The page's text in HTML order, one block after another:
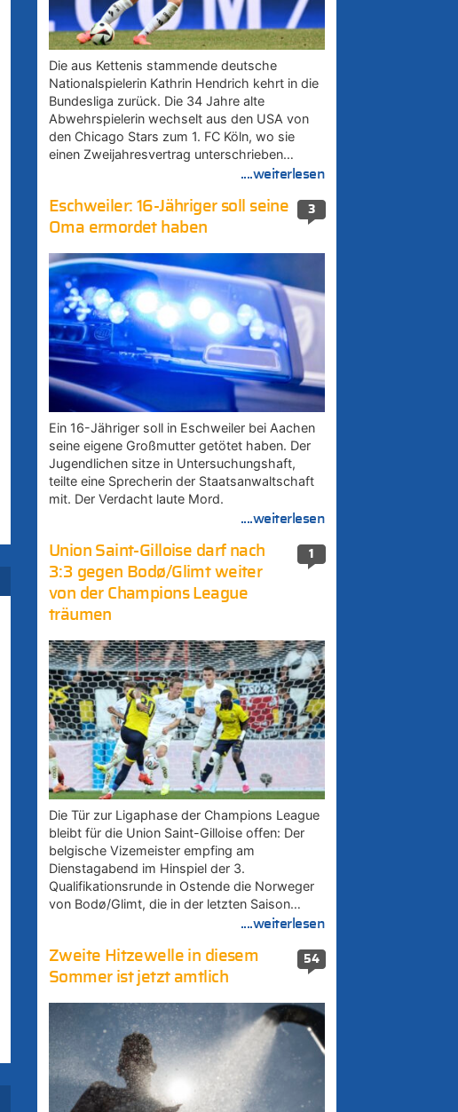
Die aus Kettenis stammende deutsche
Nationalspielerin Kathrin Hendrich kehrt in die
Bundesliga zurück. Die 34 Jahre alte
Abwehrspielerin wechselt aus den USA von
den Chicago Stars zum 1. FC Köln, wo sie
einen Zweijahresvertrag unterschrieben…
....weiterlesen
3
Eschweiler: 16-Jähriger soll seine
Oma ermordet haben
Ein 16-Jähriger soll in Eschweiler bei Aachen
seine eigene Großmutter getötet haben. Der
Jugendlichen sitze in Untersuchungshaft,
teilte eine Sprecherin der Staatsanwaltschaft
mit. Der Verdacht laute Mord.
....weiterlesen
1
Union Saint-Gilloise darf nach
3:3 gegen Bodø/Glimt weiter
von der Champions League
träumen
Die Tür zur Ligaphase der Champions League
bleibt für die Union Saint-Gilloise offen: Der
belgische Vizemeister empfing am
Dienstagabend im Hinspiel der 3.
Qualifikationsrunde in Ostende die Norweger
von Bodø/Glimt, die in der letzten Saison…
....weiterlesen
54
Zweite Hitzewelle in diesem
Sommer ist jetzt amtlich